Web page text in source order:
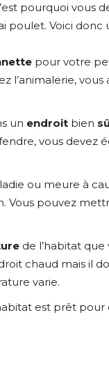
pourquoi vous
Voici donc
pour votre
l’animalerie,
un endroit bien
vous devez
ou meure à
Vous pouvez
de l’habitat
chaud mais il
varie.
est prêt pour